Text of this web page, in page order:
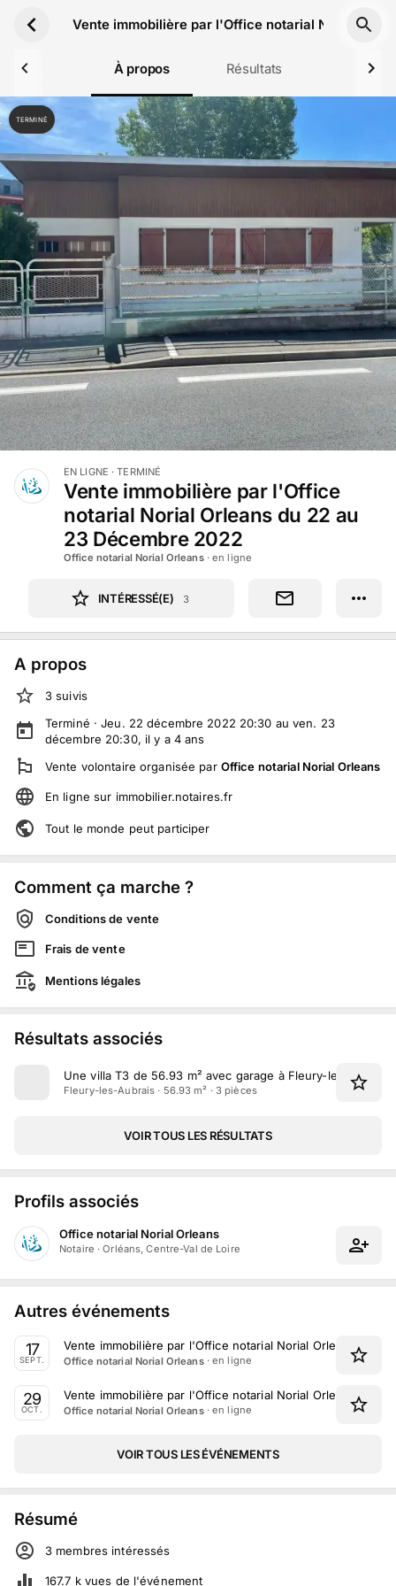
Vente immobilière par l'Office notarial Norial
À propos Résultats
TERMINÉ
EN LIGNE · TERMINÉ
Vente immobilière par l'Office
notarial Norial Orleans du 22 au
23 Décembre 2022
Office notarial Norial Orleans· en ligne
INTÉRESSÉ(E) 3
A propos
3 suivis
Terminé ·Jeu. 22 décembre 2022 20:30 au ven. 23
décembre 20:30, il y a 4 ans
Vente volontaire organisée par Office notarial Norial Orleans
En ligne sur immobilier.notaires.fr
Tout le monde peut participer
Comment ça marche ?
Conditions de vente
Frais de vente
Mentions légales
Résultats associés
Une villa T3 de 56.93 m² avec garage à Fleury-les-Aubrais
Fleury-les-Aubrais · 56.93 m² · 3 pièces
VOIR TOUS LES RÉSULTATS
Profils associés
Office notarial Norial Orleans
Notaire ·Orléans, Centre-Val de Loire
Autres événements
17
SEPT.
Vente immobilière par l'Office notarial Norial Orleans du 16
Office notarial Norial Orleans· en ligne
29
OCT.
Vente immobilière par l'Office notarial Norial Orleans du
Office notarial Norial Orleans· en ligne
VOIR TOUS LES ÉVÉNEMENTS
Résumé
3 membres intéressés
167.7 kvues de l'événement